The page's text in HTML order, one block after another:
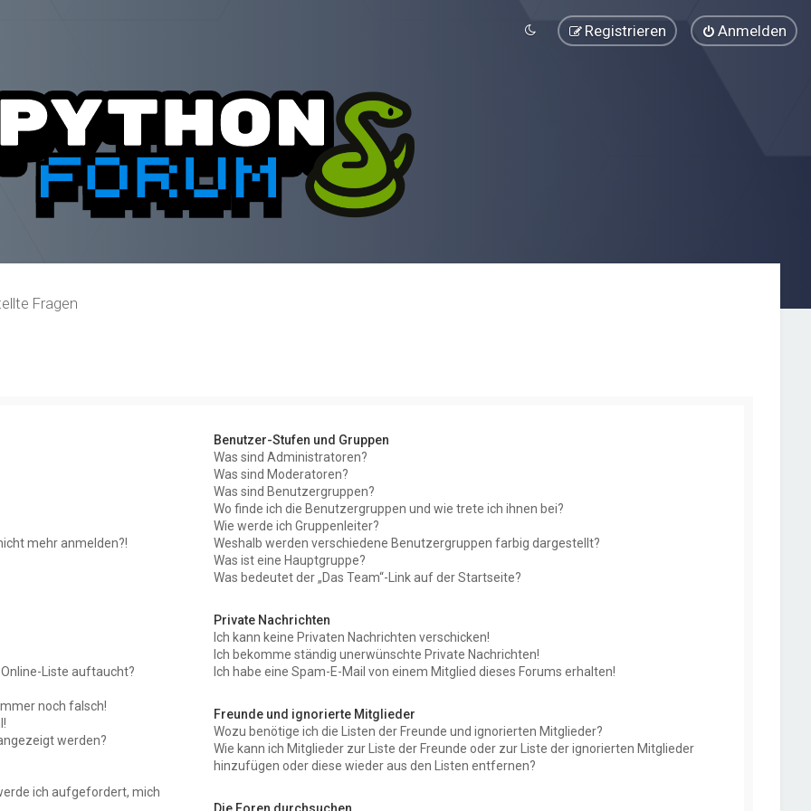
Anmelden
Registrieren
Fragen
mehr anmelden?!
Liste auftaucht?
noch falsch!
werden?
ich aufgefordert, mich
Benutzer-Stufen und Gruppen
Was sind Administratoren?
Was sind Moderatoren?
Was sind Benutzergruppen?
Wo finde ich die Benutzergruppen und wie trete ich ihnen bei?
Wie werde ich Gruppenleiter?
Weshalb werden verschiedene Benutzergruppen farbig dargestellt?
Was ist eine Hauptgruppe?
Was bedeutet der „Das Team“-Link auf der Startseite?
Private Nachrichten
Ich kann keine Privaten Nachrichten verschicken!
Ich bekomme ständig unerwünschte Private Nachrichten!
Ich habe eine Spam-E-Mail von einem Mitglied dieses Forums erhalten!
Freunde und ignorierte Mitglieder
Wozu benötige ich die Listen der Freunde und ignorierten Mitglieder?
Wie kann ich Mitglieder zur Liste der Freunde oder zur Liste der ignorierten Mitglieder
hinzufügen oder diese wieder aus den Listen entfernen?